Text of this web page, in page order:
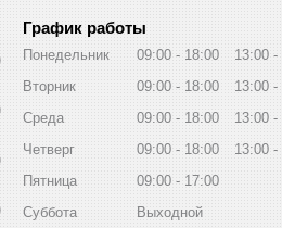
График работы
Понедельник 09:00 18:00 13:00
Вторник
09:00 18:00 13:00
Среда
09:00 18:00 13:00
Четверг
09:00 18:00 13:00
Пятница
09:00
17:00
Суббота
Выходной